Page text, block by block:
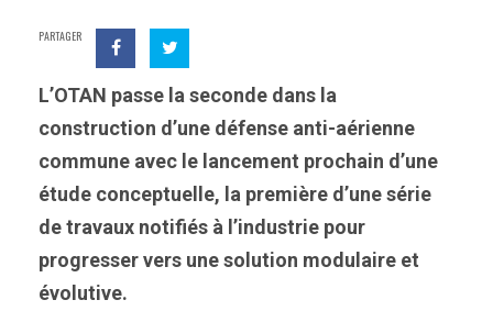
PARTAGER
L’OTAN passe la seconde dans la
construction d’une défense anti-aérienne
commune avec le lancement prochain d’une
étude conceptuelle, la première d’une série
de travaux notifiés à l’industrie pour
progresser vers une solution modulaire et
évolutive.